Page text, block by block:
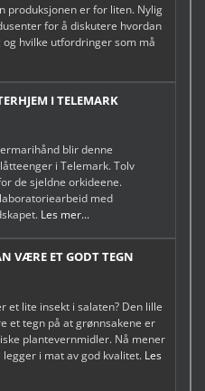
produksjonen er for liten. Nylig
for å diskutere hvordan
hvilke utfordringer som må
I TELEMARK
blir denne
i Telemark. Tolv
de sjeldne orkideene.
med
Les mer...
VÆRE ET GODT TEGN
et lite insekt i salaten? Den lille
et tegn på at grønnsakene er
plantevernmidler. Nå mener
i mat av god kvalitet. Les